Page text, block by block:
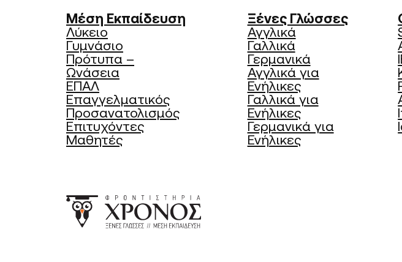
Μέση Εκπαίδευση
Λύκειο
Γυμνάσιο
Πρότυπα –
Ωνάσεια
ΕΠΑΛ
Επαγγελματικός
Προσανατολισμός
Επιτυχόντες
Μαθητές
Ξένες Γλώσσες
Αγγλικά
Γαλλικά
Γερμανικά
Αγγλικά για
Ενήλικες
Γαλλικά για
Ενήλικες
Γερμανικά για
Ενήλικες